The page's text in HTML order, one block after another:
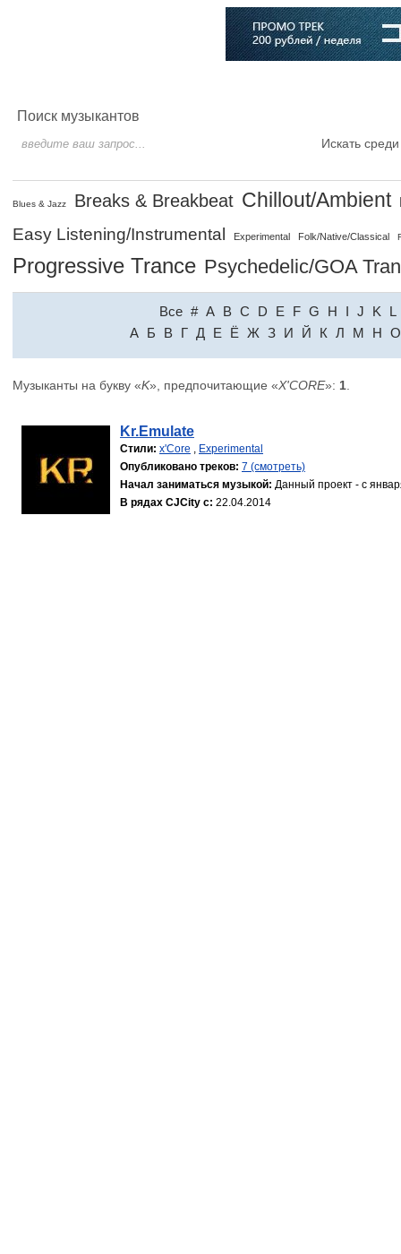
Поиск музыкантов
Искать
Blues & Jazz Breaks & Breakbeat Chillout/Ambient
Easy Listening/Instrumental Experimental Folk/Native/Classical
Progressive Trance Psychedelic/GOA
Все # A B C D E F G H I J K
L
A Б В Г Д Е Ё Ж З И Й К Л М Н О
Музыканты на букву «K», предпочитающие «X'CORE»: 1
Kr.Emulate
Стили: x'Core , Experimental
Опубликовано треков: 7 (смотреть)
Начал заниматься музыкой: Данный проект - с
В рядах CJCity с: 22.04.2014